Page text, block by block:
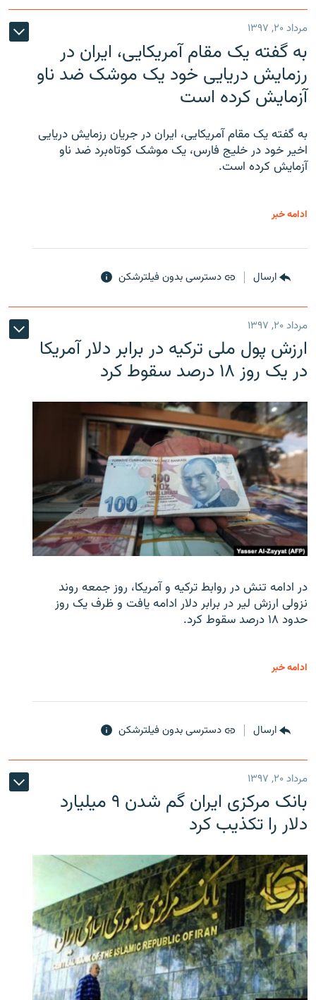
مرداد ۲۰, ۱۳۹۷
به گفته یک مقام آمریکایی، ایران در
رزمایش دریایی خود یک موشک ضد ناو
آزمایش کرده است
به گفته یک مقام آمریکایی، ایران در جریان رزمایش دریایی
اخیر خود در خلیج فارس، یک موشک کوتاه‌برد ضد ناو
آزمایش کرده است.
ادامه خبر
ارسال دسترسی بدون فیلترشکن
مرداد ۲۰, ۱۳۹۷
ارزش پول ملی ترکیه در برابر دلار آمریکا
در یک روز ۱۸ درصد سقوط کرد
در ادامه تنش در روابط ترکیه و آمریکا، روز جمعه روند
نزولی ارزش لیر در برابر دلار ادامه یافت و ظرف یک روز
حدود ۱۸ درصد سقوط کرد.
ادامه خبر
ارسال دسترسی بدون فیلترشکن
مرداد ۲۰, ۱۳۹۷
بانک مرکزی ایران گم شدن ۹ میلیارد
دلار را تکذیب کرد